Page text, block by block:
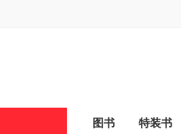
图书 特装书